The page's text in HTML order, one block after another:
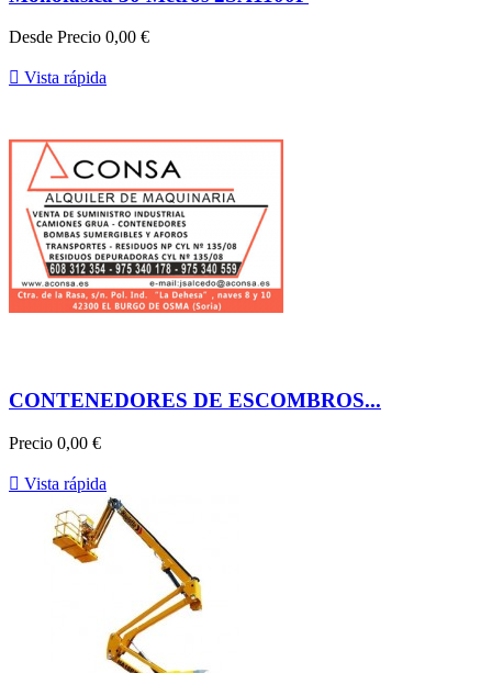
Desde Precio 0,00 €
 Vista rápida
CONTENEDORES DE ESCOMBROS...
Precio 0,00 €
 Vista rápida